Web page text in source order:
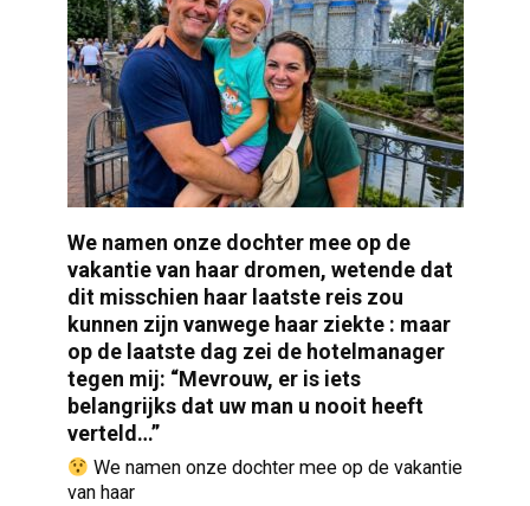
We namen onze dochter mee op de
vakantie van haar dromen, wetende dat
dit misschien haar laatste reis zou
kunnen zijn vanwege haar ziekte : maar
op de laatste dag zei de hotelmanager
tegen mij: “Mevrouw, er is iets
belangrijks dat uw man u nooit heeft
verteld…”
We namen onze dochter mee op de vakantie
van haar